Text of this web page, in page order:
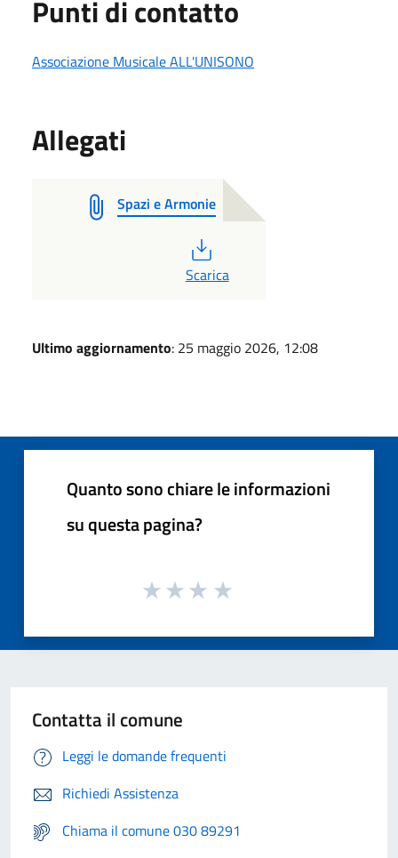
Punti di contatto
Associazione Musicale ALL'UNISONO
Allegati
Spazi e Armonie
PDF
Scarica
Ultimo aggiornamento: 25 maggio 2026, 12:08
Quanto sono chiare le informazioni
su questa pagina?
Contatta il comune
Leggi le domande frequenti
Richiedi Assistenza
Chiama il comune 030 89291